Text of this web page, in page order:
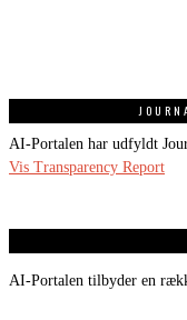
AI-Portalen har udfyldt
Vis Transparency Report
AI-Portalen tilbyder en